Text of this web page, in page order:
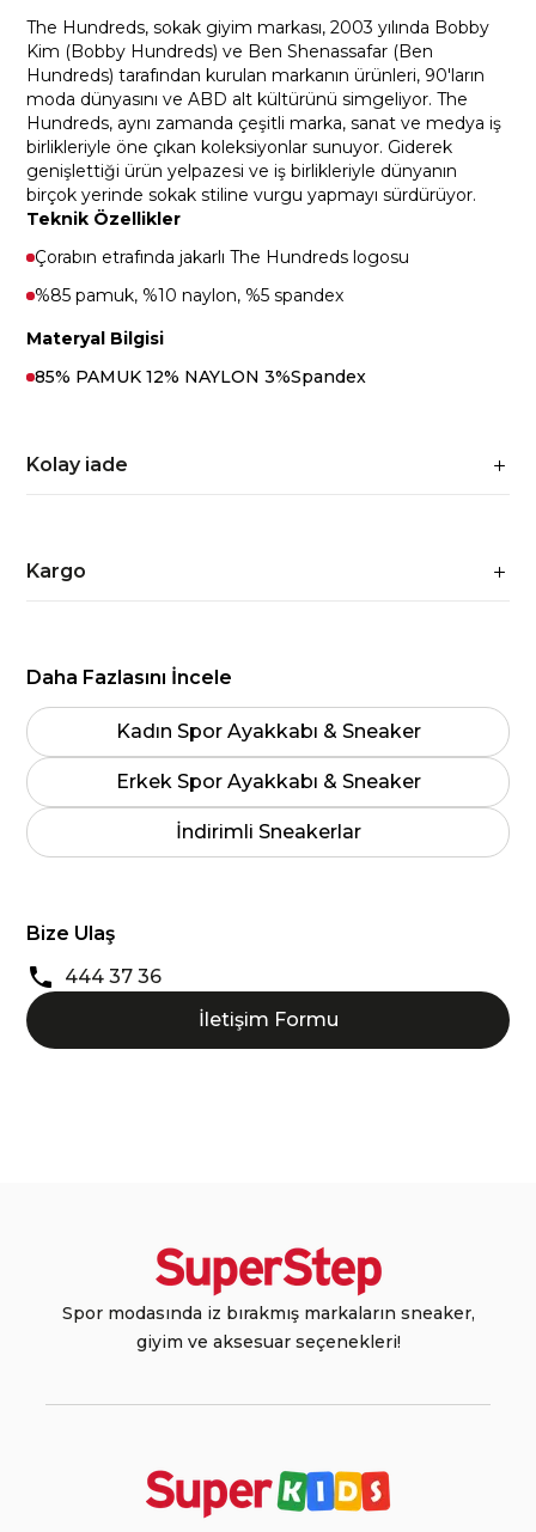
The Hundreds, sokak giyim markası, 2003 yılında Bobby
Kim (Bobby Hundreds) ve Ben Shenassafar (Ben
Hundreds) tarafından kurulan markanın ürünleri, 90'ların
moda dünyasını ve ABD alt kültürünü simgeliyor. The
Hundreds, aynı zamanda çeşitli marka, sanat ve medya iş
birlikleriyle öne çıkan koleksiyonlar sunuyor. Giderek
genişlettiği ürün yelpazesi ve iş birlikleriyle dünyanın
birçok yerinde sokak stiline vurgu yapmayı sürdürüyor.
Teknik Özellikler
Çorabın etrafında jakarlı The Hundreds logosu
%85 pamuk, %10 naylon, %5 spandex
Materyal Bilgisi
85% PAMUK 12% NAYLON 3%Spandex
Kolay iade
Kargo
Daha Fazlasını İncele
Kadın Spor Ayakkabı & Sneaker
Erkek Spor Ayakkabı & Sneaker
İndirimli Sneakerlar
Bize Ulaş
444 37 36
İletişim Formu
Spor modasında iz bırakmış markaların sneaker,
giyim ve aksesuar seçenekleri!